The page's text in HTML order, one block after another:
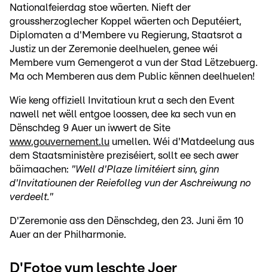
Nationalfeierdag stoe wäerten. Nieft der
groussherzoglecher Koppel wäerten och Deputéiert,
Diplomaten a d'Membere vu Regierung, Staatsrot a
Justiz un der Zeremonie deelhuelen, genee wéi
Membere vum Gemengerot a vun der Stad Lëtzebuerg.
Ma och Memberen aus dem Public kënnen deelhuelen!
Wie keng offiziell Invitatioun krut a sech den Event
nawell net wëll entgoe loossen, dee ka sech vun en
Dënschdeg 9 Auer un iwwert de Site
www.gouvernement.lu umellen. Wéi d'Matdeelung aus
dem Staatsministère preziséiert, sollt ee sech awer
bäimaachen: "Well d'Plaze limitéiert sinn, ginn
d'Invitatiounen der Reiefolleg vun der Aschreiwung no
verdeelt."
D'Zeremonie ass den Dënschdeg, den 23. Juni ëm 10
Auer an der Philharmonie.
D'Fotoe vum leschte Joer